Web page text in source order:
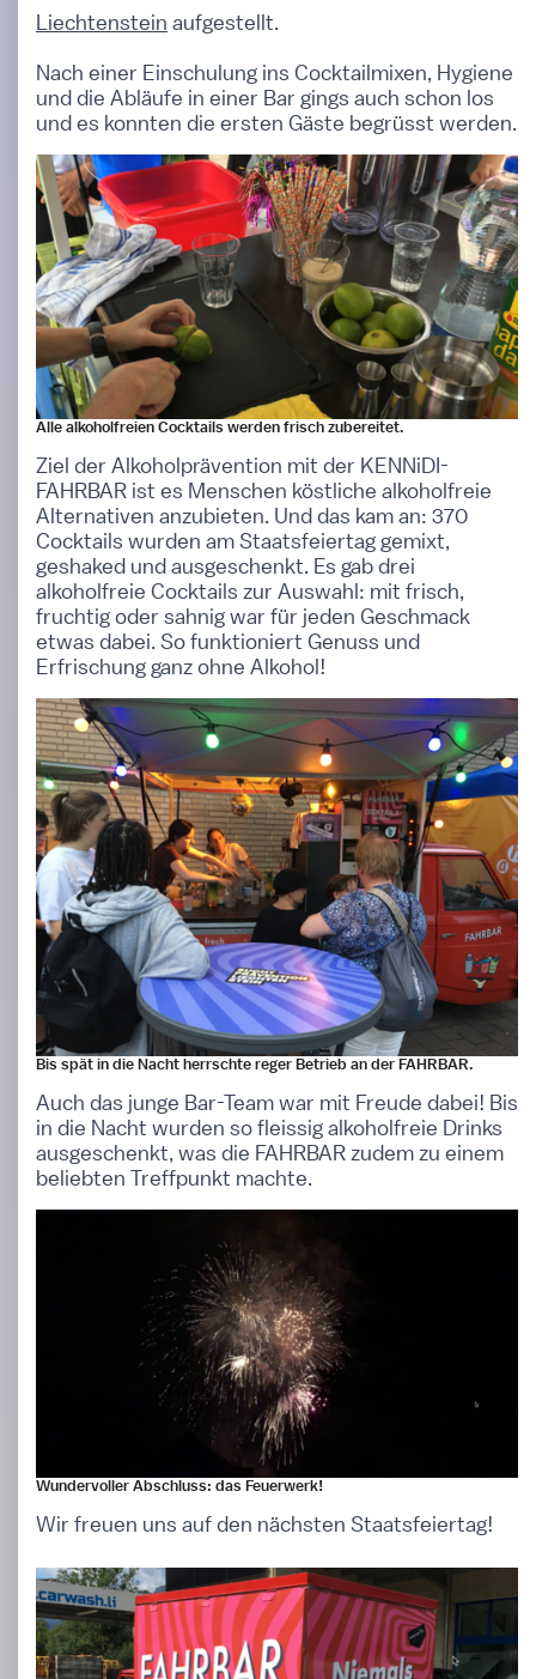
Liechtenstein aufgestellt.
Nach einer Einschulung ins Cocktailmixen, Hygiene
und die Abläufe in einer Bar gings auch schon los
und es konnten die ersten Gäste begrüsst werden.
Alle alkoholfreien Cocktails werden frisch zubereitet.
Ziel der Alkoholprävention mit der KENNiDI-
FAHRBAR ist es Menschen köstliche alkoholfreie
Alternativen anzubieten. Und das kam an: 370
Cocktails wurden am Staatsfeiertag gemixt,
geshaked und ausgeschenkt. Es gab drei
alkoholfreie Cocktails zur Auswahl: mit frisch,
fruchtig oder sahnig war für jeden Geschmack
etwas dabei. So funktioniert Genuss und
Erfrischung ganz ohne Alkohol!
Bis spät in die Nacht herrschte reger Betrieb an der FAHRBAR.
Auch das junge Bar-Team war mit Freude dabei! Bis
in die Nacht wurden so fleissig alkoholfreie Drinks
ausgeschenkt, was die FAHRBAR zudem zu einem
beliebten Treffpunkt machte.
Wundervoller Abschluss: das Feuerwerk!
Wir freuen uns auf den nächsten Staatsfeiertag!